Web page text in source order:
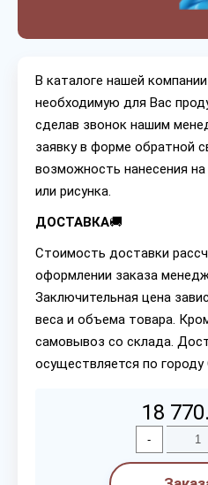
В каталоге нашей
необходимую для Вас
сделав звонок нашим
заявку в форме обратной
возможность нанесения
или рисунка.
ДОСТАВКА🚚
Стоимость доставки
оформлении заказа
Заключительная цена
веса и объема товара.
самовывоз со склада.
осуществляется по
18
-